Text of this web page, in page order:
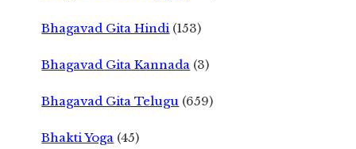
Bhagavad Gita Hindi (153)
Bhagavad Gita Kannada (3)
Bhagavad Gita Telugu (659)
Bhakti Yoga (45)